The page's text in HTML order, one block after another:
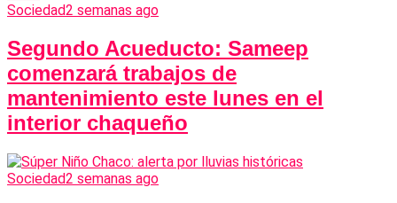
Sociedad2 semanas ago
Segundo Acueducto: Sameep
comenzará trabajos de
mantenimiento este lunes en el
interior chaqueño
Sociedad2 semanas ago